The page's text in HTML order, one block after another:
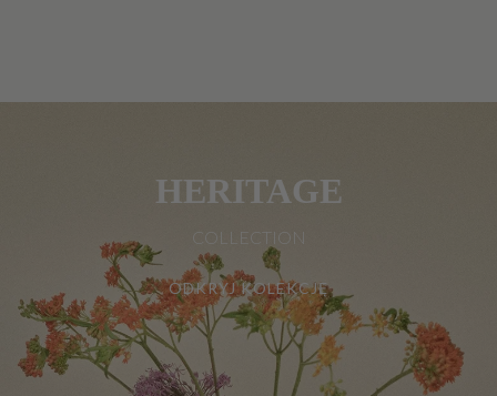
HERITAGE
COLLECTION
ODKRYJ KOLEKCJĘ